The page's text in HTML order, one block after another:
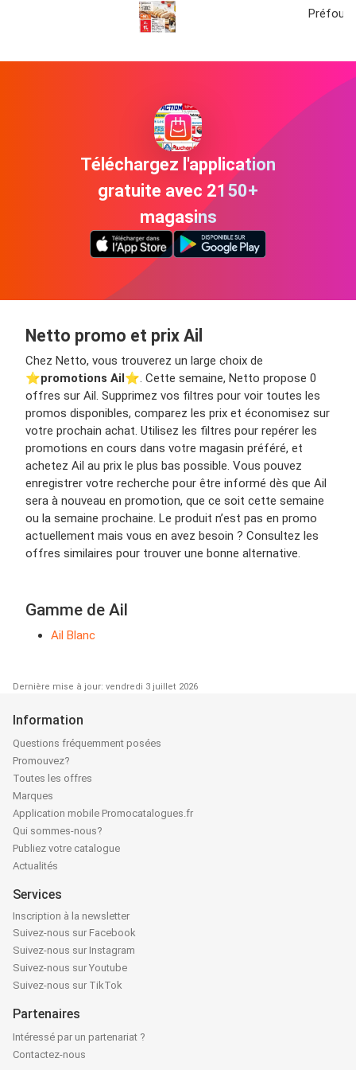
Préfou
Téléchargez l'application
gratuite avec 2150+
magasins
Netto promo et prix Ail
Chez Netto, vous trouverez un large choix de
⭐️promotions Ail⭐️. Cette semaine, Netto propose 0
offres sur Ail. Supprimez vos filtres pour voir toutes les
promos disponibles, comparez les prix et économisez sur
votre prochain achat. Utilisez les filtres pour repérer les
promotions en cours dans votre magasin préféré, et
achetez Ail au prix le plus bas possible. Vous pouvez
enregistrer votre recherche pour être informé dès que Ail
sera à nouveau en promotion, que ce soit cette semaine
ou la semaine prochaine. Le produit n’est pas en promo
actuellement mais vous en avez besoin ? Consultez les
offres similaires pour trouver une bonne alternative.
Gamme de Ail
Ail Blanc
Dernière mise à jour: vendredi 3 juillet 2026
Information
Questions fréquemment posées
Promouvez?
Toutes les offres
Marques
Application mobile Promocatalogues.fr
Qui sommes-nous?
Publiez votre catalogue
Actualités
Services
Inscription à la newsletter
Suivez-nous sur Facebook
Suivez-nous sur Instagram
Suivez-nous sur Youtube
Suivez-nous sur TikTok
Partenaires
Intéressé par un partenariat ?
Contactez-nous